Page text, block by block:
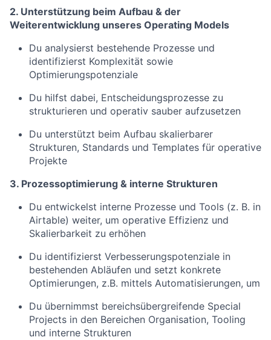
2. Unterstützung beim Aufbau & der
Weiterentwicklung unseres Operating Models
Du analysierst bestehende Prozesse und
identifizierst Komplexität sowie
Optimierungspotenziale
Du hilfst dabei, Entscheidungsprozesse zu
strukturieren und operativ sauber aufzusetzen
Du unterstützt beim Aufbau skalierbarer
Strukturen, Standards und Templates für operative
Projekte
3. Prozessoptimierung & interne Strukturen
Du entwickelst interne Prozesse und Tools (z. B. in
Airtable) weiter, um operative Effizienz und
Skalierbarkeit zu erhöhen
Du identifizierst Verbesserungspotenziale in
bestehenden Abläufen und setzt konkrete
Optimierungen, z.B. mittels Automatisierungen, um
Du übernimmst bereichsübergreifende Special
Projects in den Bereichen Organisation, Tooling
und interne Strukturen